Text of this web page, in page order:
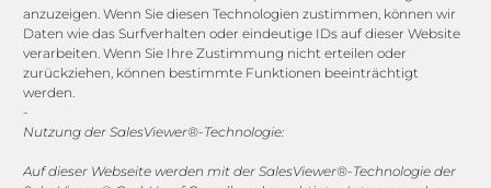
anzuzeigen. Wenn Sie diesen Technologien zustimmen, können wir
Daten wie das Surfverhalten oder eindeutige IDs auf dieser Website
verarbeiten. Wenn Sie Ihre Zustimmung nicht erteilen oder
zurückziehen, können bestimmte Funktionen beeinträchtigt
werden.
-
Nutzung der SalesViewer®-Technologie:
Auf dieser Webseite werden mit der SalesViewer®-Technologie der
Channels
vertrieb@megasoft.de
+49 2173 265 06 0
Mo. - Do. 08:00 - 17:00 Uhr